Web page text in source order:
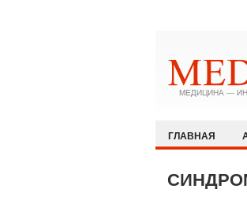
ГЛАВНАЯ
КАРДИОЛОГИЯ